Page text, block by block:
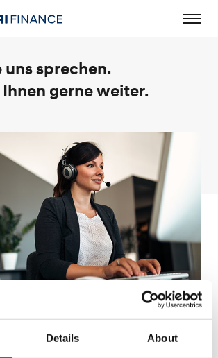
Details About
uns sprechen.
gerne weiter.
an uns